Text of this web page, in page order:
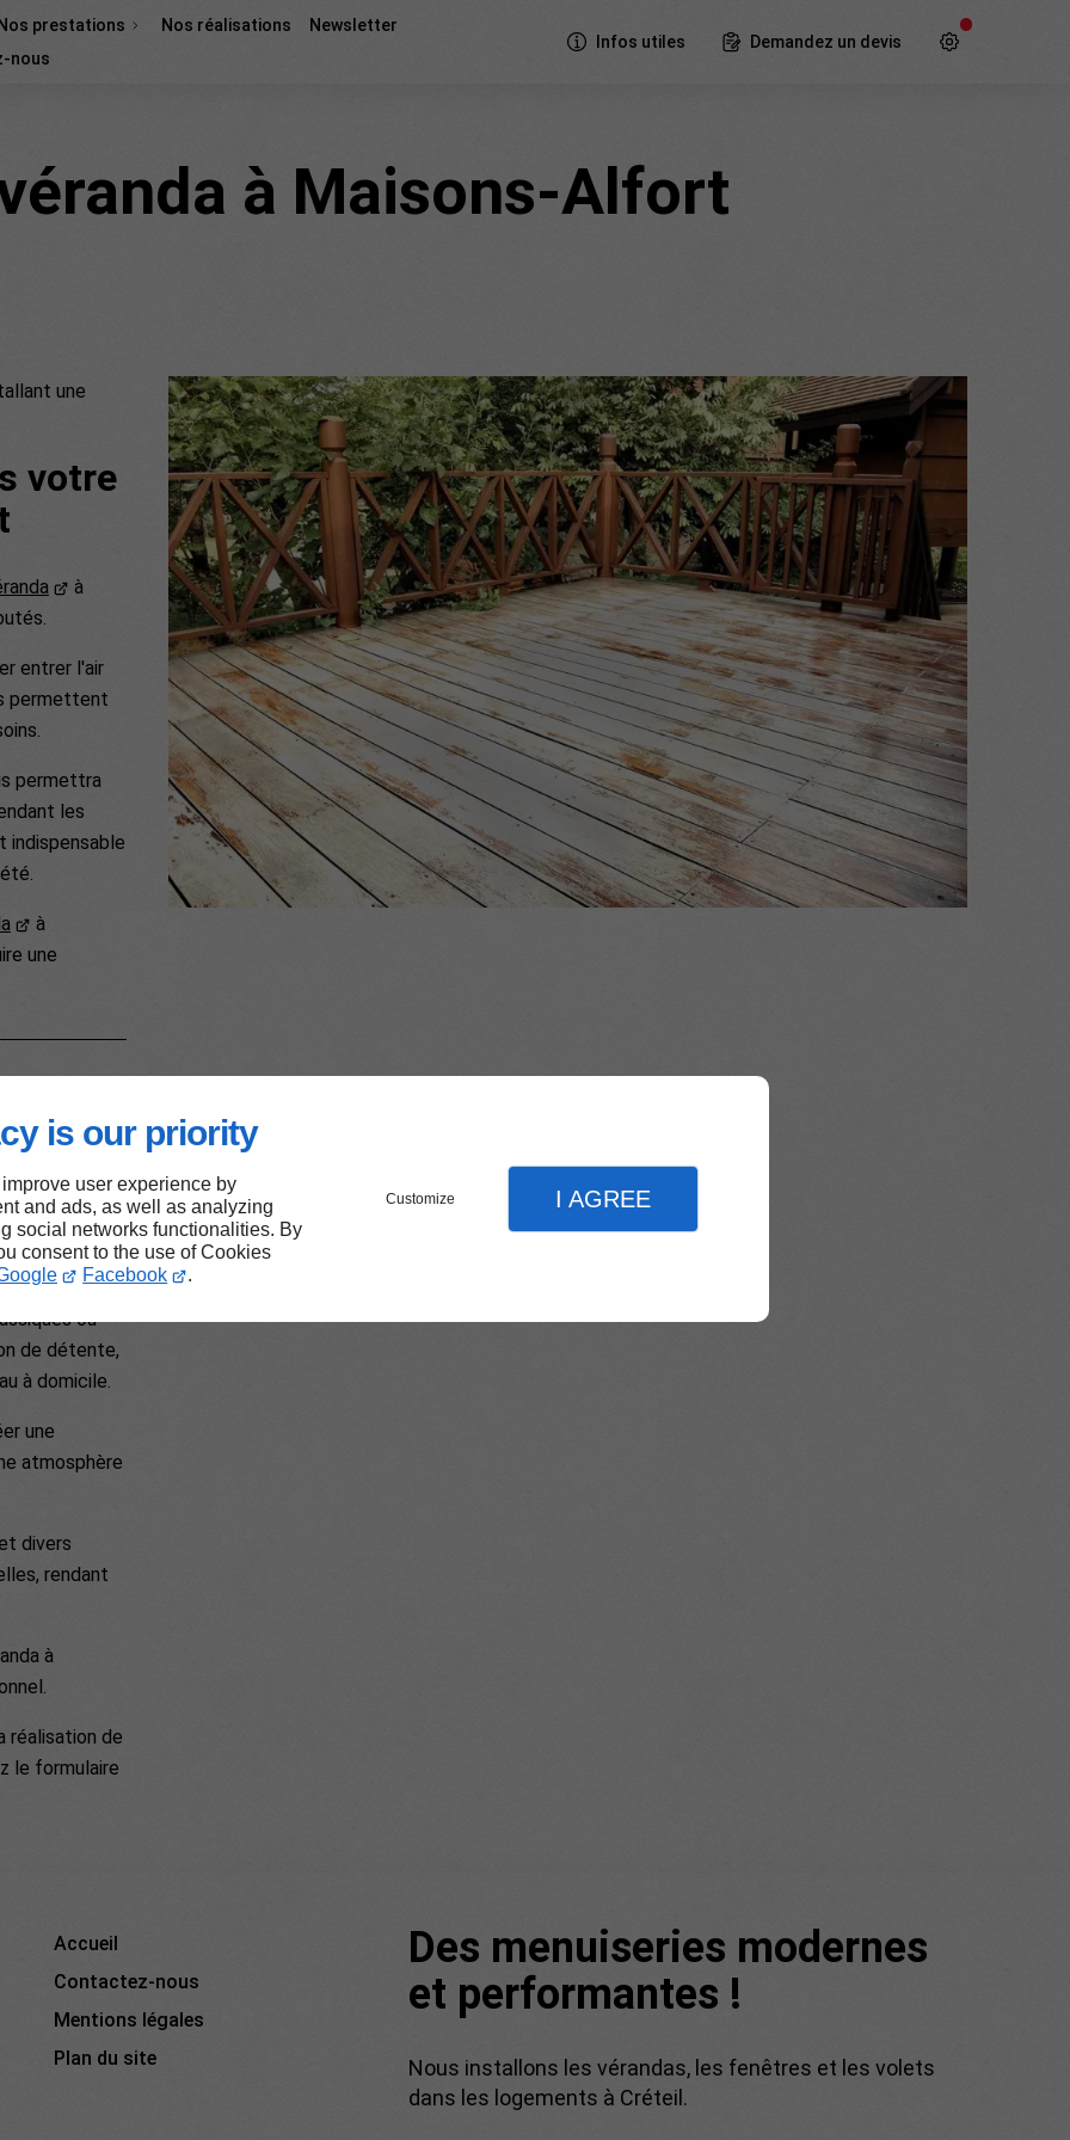
is our priority
user experience by
and ads, as well as analyzing
social networks functionalities. By
consent to the use of Cookies
Facebook .
Customize I AGREE
prestations Nos réalisations
Newsletter
nous
Infos utiles Demandez un devis
à Maisons-Alfort
une
votre
à
entrer l'air
permettent
permettra
les
indispensable
à
une
pour
à son
ou
de détente,
à domicile.
une
atmosphère
divers
rendant
à
réalisation de
le formulaire
Accueil
Contactez-nous
Mentions légales
Plan du site
Des menuiseries modernes
et performantes !
Nous installons les vérandas, les fenêtres et les volets
dans les logements à Créteil.